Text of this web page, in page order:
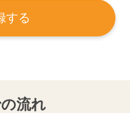
する
流れ